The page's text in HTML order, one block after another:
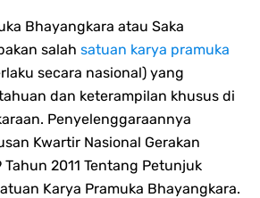
Bhayangkara atau Saka
salah satuan karya pramuka
secara nasional) yang
dan keterampilan khusus di
Penyelenggaraannya
Kwartir Nasional Gerakan
Tahun 2011 Tentang Petunjuk
Karya Pramuka Bhayangkara.